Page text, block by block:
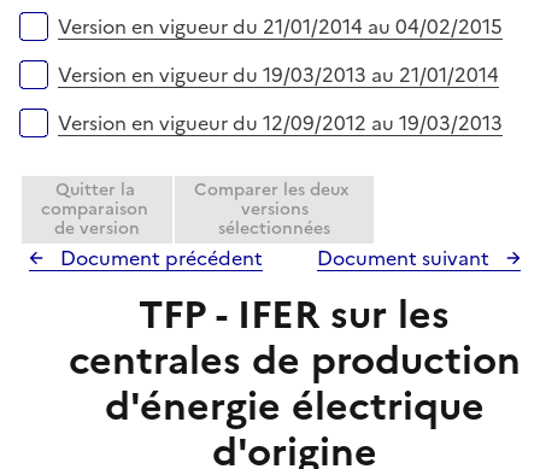
Version en vigueur du 21/01/2014 au 04/02/2015
Version en vigueur du 19/03/2013 au 21/01/2014
Version en vigueur du 12/09/2012 au 19/03/2013
Quitter la
comparaison
de version
Comparer les deux
versions
sélectionnées
Document précédent Document suivant
TFP - IFER sur les
centrales de production
d'énergie électrique
d'origine